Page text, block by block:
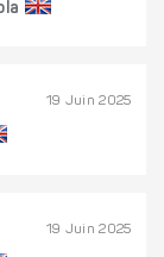
19 Juin 2025
19 Juin 2025